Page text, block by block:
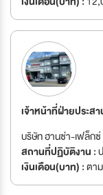
เจ้าหน้าที่ฝ่ายประสา
บริษัท ฮานซ่า-เฟล็กซ์
สถานที่ปฏิบัติงาน :
เงินเดือน(บาท) :ตา